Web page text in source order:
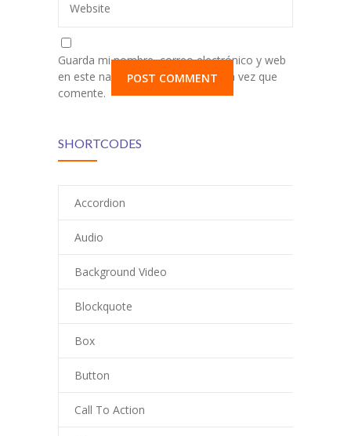
Website
Guarda mi nombre, correo electrónico y web
en este navegador para la próxima vez que
comente.
SHORTCODES
Accordion
Audio
Background Video
Blockquote
Box
Button
Call To Action